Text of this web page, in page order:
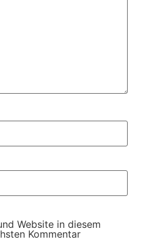
Website in diesem
Kommentar